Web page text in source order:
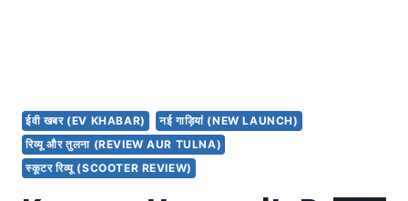
ईवी खबर (EV KHABAR)
नई गाड़ियां (NEW LAUNCH)
रिव्यू और तुलना (REVIEW AUR TULNA)
स्कूटर रिव्यू (SCOOTER REVIEW)